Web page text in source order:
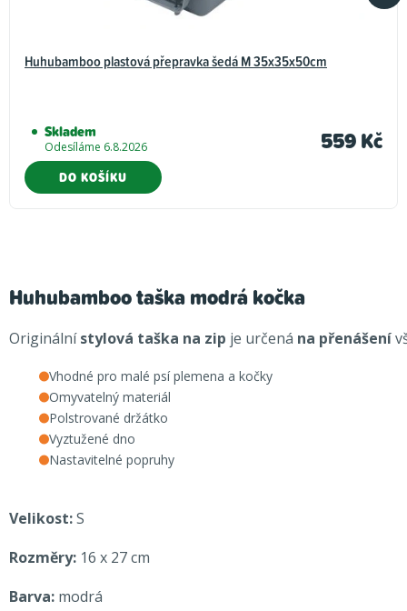
Huhubamboo plastová přepravka šedá M 35x35x50cm
Skladem
Odesíláme 6.8.2026 559 Kč
DO KOŠÍKU
Huhubamboo taška modrá kočka
Originálnístylová taška na zip je určená na přenášení
Vhodné pro malé psí plemena a kočky
Omyvatelný materiál
Polstrované držátko
Vyztužené dno
Nastavitelné popruhy
Velikost:S
Rozměry: 16 x 27 cm
Barva: modrá